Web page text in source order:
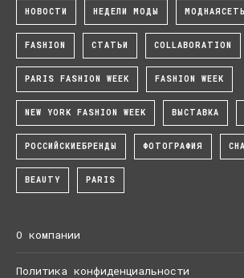
НОВОСТИ НЕДЕЛИ МОДЫ МОДНАЯСЕТЬ
FASHION СТАТЬИ COLLABORATION
PARIS FASHION WEEK FASHION WEEK
NEW YORK FASHION WEEK ВЫСТАВКА
РОССИЙСКИЕБРЕНДЫ ФОТОГРАФИЯ
BEAUTY PARIS
О компании
Политика конфиденциальности